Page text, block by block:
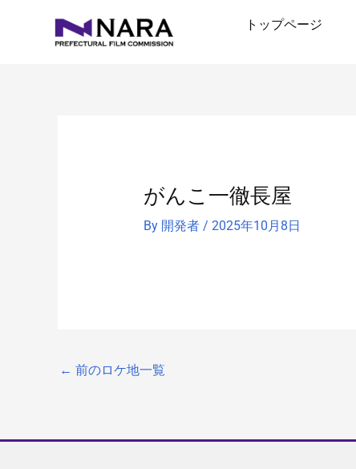
トップページ
がんこ一徹長屋
By 開発者 / 2025年10月8日
← 前のロケ地一覧